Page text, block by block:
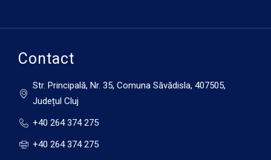
Contact
Str. Principală, Nr. 35, Comuna Săvădisla, 407505,
Județul Cluj
+40 264 374 275
+40 264 374 275